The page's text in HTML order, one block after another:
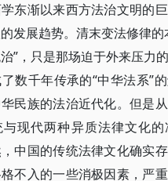
东渐以来西方法治文明的
发展趋势。清末变法修律的
”，只是那场迫于外来压力
数千年传承的“中华法系”
民族的法治近代化。但是
与现代两种异质法律文化
中国的传统法律文化确实
不入的一些消极因素，严